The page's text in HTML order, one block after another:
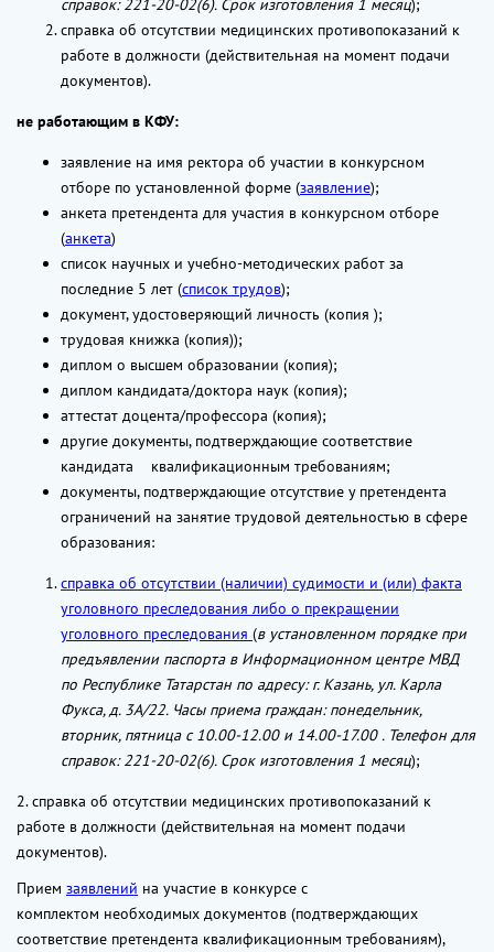
справок: 221-20-02(6). Срок изготовления 1 месяц);
справка об отсутствии медицинских противопоказаний к
работе в должности (действительная на момент подачи
документов).
не работающим в КФУ:
заявление на имя ректора об участии в конкурсном
отборе по установленной форме (заявление);
анкета претендента для участия в конкурсном отборе
(анкета)
список научных и учебно-методических работ за
последние 5 лет (список трудов);
документ, удостоверяющий личность (копия );
трудовая книжка (копия));
диплом о высшем образовании (копия);
диплом кандидата/доктора наук (копия);
аттестат доцента/профессора (копия);
другие документы, подтверждающие соответствие
кандидата квалификационным требованиям;
документы, подтверждающие отсутствие у претендента
ограничений на занятие трудовой деятельностью в сфере
образования:
справка об отсутствии (наличии) судимости и (или) факта
уголовного преследования либо о прекращении
уголовного преследования (в установленном порядке при
предъявлении паспорта в Информационном центре МВД
по Республике Татарстан по адресу: г. Казань, ул. Карла
Фукса, д. 3А/22. Часы приема граждан: понедельник,
вторник, пятница с 10.00-12.00 и 14.00-17.00 . Телефон для
справок: 221-20-02(6). Срок изготовления 1 месяц);
2. справка об отсутствии медицинских противопоказаний к
работе в должности (действительная на момент подачи
документов).
Прием заявлений на участие в конкурсе с
комплектом необходимых документов (подтверждающих
соответствие претендента квалификационным требованиям),